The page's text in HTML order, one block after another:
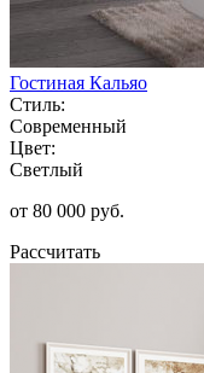
Гостиная Кальяо
Стиль:
Современный
Цвет:
Светлый
от 80 000 руб.
Рассчитать